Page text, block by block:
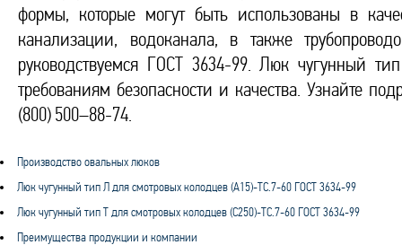
формы, которые могут быть использованы в
канализации, водоканала, в также
руководствуемся ГОСТ 3634-99. Люк чугунный
требованиям безопасности и качества. Узнайте
(800) 500–88-74.
Производство овальных люков
Люк чугунный тип Л для смотровых колодцев (А15)-ТС.7-60 ГОСТ 3634-99
Люк чугунный тип Т для смотровых колодцев (С250)-ТС.7-60 ГОСТ 3634-99
Преимущества продукции и компании